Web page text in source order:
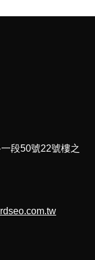
段50號22號樓之